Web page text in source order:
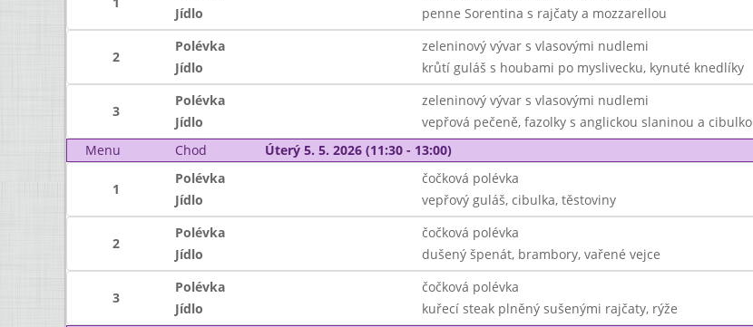
Jídlo
penne Sorentina s rajčaty a mozzarellou
2
Polévka zeleninový vývar s vlasovými nudlemi
Jídlo
krůtí guláš s houbami po myslivecku, kynuté knedlíky
3
Polévka zeleninový vývar s vlasovými nudlemi
Jídlo
vepřová pečeně, fazolky s anglickou slaninou a
Menu
Chod Úterý 5. 5. 2026 (11:30 - 13:00)
1
Polévka
čočková polévka
Jídlo
vepřový guláš, cibulka, těstoviny
2
Polévka
čočková polévka
Jídlo
dušený špenát, brambory, vařené vejce
3
Polévka
čočková polévka
Jídlo
kuřecí steak plněný sušenými rajčaty, rýže